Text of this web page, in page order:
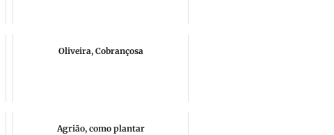
Oliveira, Cobrançosa
Agrião, como plantar